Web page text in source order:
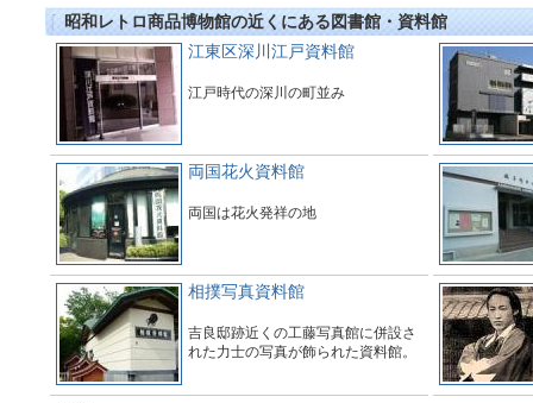
昭和レトロ商品博物館の近くにある図書館・資料館
江東区深川江戸資料館
江戸時代の深川の町並み
両国花火資料館
両国は花火発祥の地
相撲写真資料館
吉良邸跡近くの工藤写真館に併設さ
れた力士の写真が飾られた資料館。